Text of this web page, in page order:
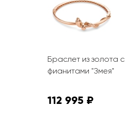
Браслет из золота с
фианитами "Змея"
112 995 ₽